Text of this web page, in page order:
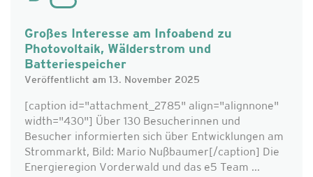
Großes Interesse am Infoabend zu
Photovoltaik, Wälderstrom und
Batteriespeicher
Veröffentlicht am 13. November 2025
[caption id="attachment_2785" align="alignnone"
width="430"] Über 130 Besucherinnen und
Besucher informierten sich über Entwicklungen am
Strommarkt, Bild: Mario Nußbaumer[/caption] Die
Energieregion Vorderwald und das e5 Team ...